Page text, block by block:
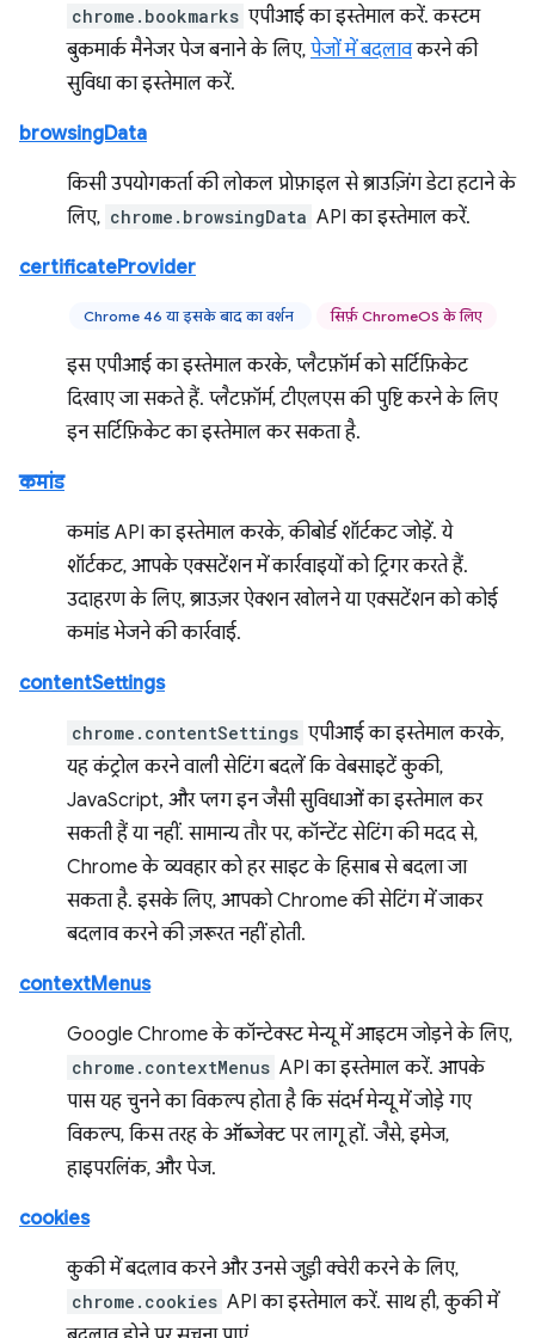
chrome.bookmarks एपीआई का इस्तेमाल करें. कस्टम
बुकमार्क मैनेजर पेज बनाने के लिए, पेजों में बदलावकरने की
सुविधा का इस्तेमाल करें.
browsingData
किसी उपयोगकर्ता की लोकल प्रोफ़ाइल से ब्राउज़िंग डेटा हटाने के
लिए, chrome.browsingData API का इस्तेमाल करें.
certificateProvider
Chrome 46 या इसके बाद का वर्शन सिर्फ़ ChromeOS के लिए
इस एपीआई का इस्तेमाल करके, प्लैटफ़ॉर्म को सर्टिफ़िकेट
दिखाए जा सकते हैं. प्लैटफ़ॉर्म, टीएलएस की पुष्टि करने के लिए
इन सर्टिफ़िकेट का इस्तेमाल कर सकता है.
कमांड
कमांड API का इस्तेमाल करके, कीबोर्ड शॉर्टकट जोड़ें. ये
शॉर्टकट, आपके एक्सटेंशन में कार्रवाइयों को ट्रिगर करते हैं.
उदाहरण के लिए, ब्राउज़र ऐक्शन खोलने या एक्सटेंशन को कोई
कमांड भेजने की कार्रवाई.
contentSettings
chrome.contentSettings एपीआई का इस्तेमाल करके,
यह कंट्रोल करने वाली सेटिंग बदलें कि वेबसाइटें कुकी,
JavaScript, और प्लग इन जैसी सुविधाओं का इस्तेमाल कर
सकती हैं या नहीं. सामान्य तौर पर, कॉन्टेंट सेटिंग की मदद से,
Chrome के व्यवहार को हर साइट के हिसाब से बदला जा
सकता है. इसके लिए, आपको Chrome की सेटिंग में जाकर
बदलाव करने की ज़रूरत नहीं होती.
contextMenus
Google Chrome के कॉन्टेक्स्ट मेन्यू में आइटम जोड़ने के लिए,
chrome.contextMenus API का इस्तेमाल करें. आपके
पास यह चुनने का विकल्प होता है कि संदर्भ मेन्यू में जोड़े गए
विकल्प, किस तरह के ऑब्जेक्ट पर लागू हों. जैसे, इमेज,
हाइपरलिंक, और पेज.
cookies
कुकी में बदलाव करने और उनसे जुड़ी क्वेरी करने के लिए,
chrome.cookies API का इस्तेमाल करें. साथ ही, कुकी में